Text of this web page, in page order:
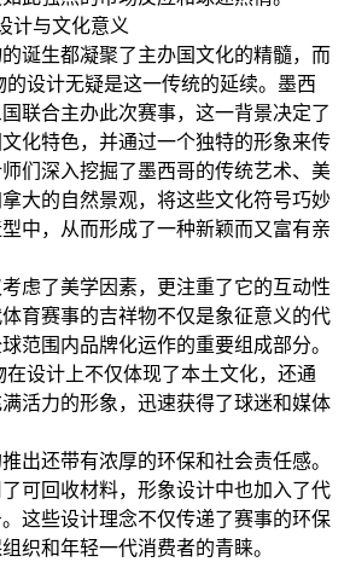
计与文化意义
诞生都凝聚了主办国文化的精髓，而
设计无疑是这一传统的延续。墨西
联合主办此次赛事，这一背景决定了
化特色，并通过一个独特的形象来传
们深入挖掘了墨西哥的传统艺术、美
大的自然景观，将这些文化符号巧妙
中，从而形成了一种新颖而又富有亲
虑了美学因素，更注重了它的互动性
育赛事的吉祥物不仅是象征意义的代
范围内品牌化运作的重要组成部分。
设计上不仅体现了本土文化，还通
活力的形象，迅速获得了球迷和媒体
出还带有浓厚的环保和社会责任感。
可回收材料，形象设计中也加入了代
这些设计理念不仅传递了赛事的环保
织和年轻一代消费者的青睐。